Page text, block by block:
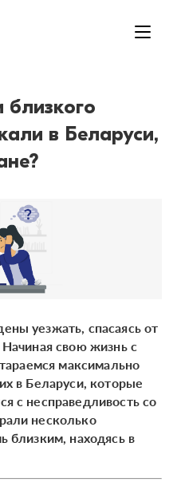
близкого
в Беларуси,
уезжать, спасаясь от
свою жизнь с
максимально
в Беларуси, которые
с несправедливость со
несколько
близким, находясь в